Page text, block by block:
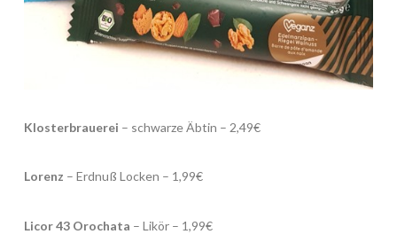
Klosterbrauerei – schwarze Äbtin – 2,49€
Lorenz – Erdnuß Locken – 1,99€
Licor 43 Orochata – Likör – 1,99€